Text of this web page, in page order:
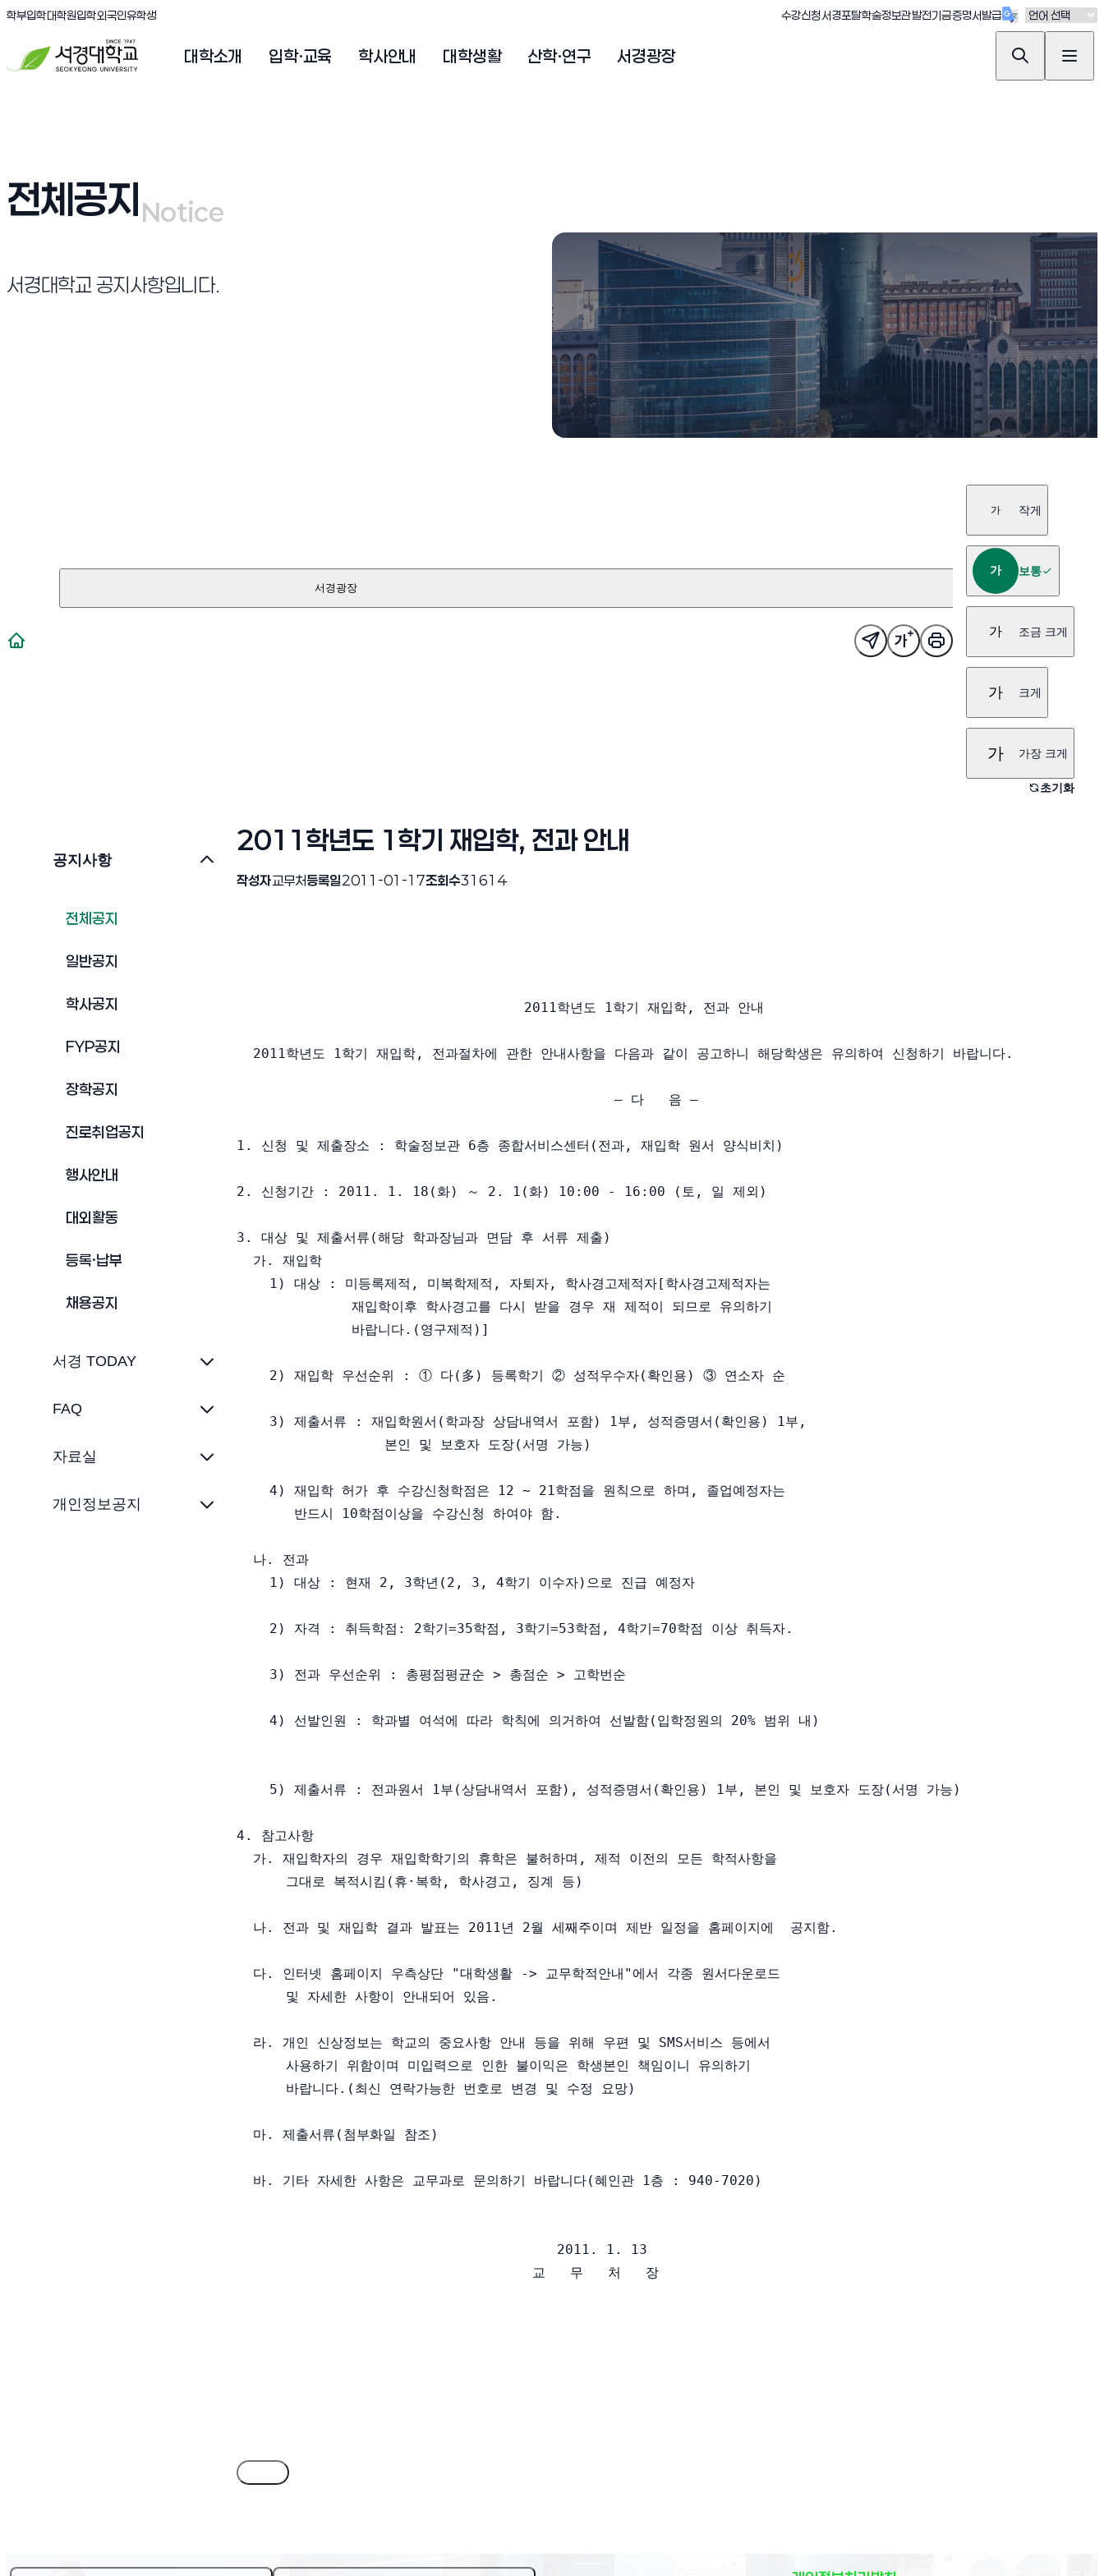
서경대학교
학부입학(새창 열림)
대학원입학(새창 열림)
외국인유학생(새창 열림) 수강신청(새창 열림)
서경포탈(새창 열림)
학술정보관(새창 열림)
발전기금(새창 열림)
증명서발급(새창 열림)
대학소개 입학·교육 학사안내 대학생활 산학·연구 서경광장
전체공지 Notice
Notice
서경대학교 공지사항입니다.
서경광장
가 작게
가 보통
가 조금 크게
가 크게
가 가장 크게
초기화
공지사항
전체공지
일반공지
학사공지
FYP공지
장학공지
진로취업공지
행사안내
대외활동
등록·납부
채용공지
서경 TODAY
FAQ
자료실
개인정보공지
2011학년도 1학기 재입학, 전과 안내
작성자교무처등록일2011-01-17조회수31614
                                   2011학년도 1학기 재입학, 전과 안내
  2011학년도 1학기 재입학, 전과절차에 관한 안내사항을 다음과 같이 공고하니 해당학생은 유의하여 신청하기 바랍니다.
                                              ― 다   음 ―
1. 신청 및 제출장소 : 학술정보관 6층 종합서비스센터(전과, 재입학 원서 양식비치)
2. 신청기간 : 2011. 1. 18(화) ～ 2. 1(화) 10:00 - 16:00 (토, 일 제외)
3. 대상 및 제출서류(해당 학과장님과 면담 후 서류 제출)
  가. 재입학
    1) 대상 : 미등록제적, 미복학제적, 자퇴자, 학사경고제적자[학사경고제적자는
              재입학이후 학사경고를 다시 받을 경우 재 제적이 되므로 유의하기
              바랍니다.(영구제적)]
    2) 재입학 우선순위 : ① 다(多) 등록학기 ② 성적우수자(확인용) ③ 연소자 순
    3) 제출서류 : 재입학원서(학과장 상담내역서 포함) 1부, 성적증명서(확인용) 1부,
                  본인 및 보호자 도장(서명 가능)
    4) 재입학 허가 후 수강신청학점은 12 ∼ 21학점을 원칙으로 하며, 졸업예정자는
       반드시 10학점이상을 수강신청 하여야 함.
  나. 전과
    1) 대상 : 현재 2, 3학년(2, 3, 4학기 이수자)으로 진급 예정자
    2) 자격 : 취득학점: 2학기=35학점, 3학기=53학점, 4학기=70학점 이상 취득자.
    3) 전과 우선순위 : 총평점평균순 > 총점순 > 고학번순
    4) 선발인원 : 학과별 여석에 따라 학칙에 의거하여 선발함(입학정원의 20% 범위 내)
    5) 제출서류 : 전과원서 1부(상담내역서 포함), 성적증명서(확인용) 1부, 본인 및 보호자 도장(서명 가능)
4. 참고사항
  가. 재입학자의 경우 재입학학기의 휴학은 불허하며, 제적 이전의 모든 학적사항을
      그대로 복적시킴(휴·복학, 학사경고, 징계 등)
  나. 전과 및 재입학 결과 발표는 2011년 2월 세째주이며 제반 일정을 홈페이지에  공지함.
  다. 인터넷 홈페이지 우측상단 "대학생활 -> 교무학적안내"에서 각종 원서다운로드
      및 자세한 사항이 안내되어 있음.
  라. 개인 신상정보는 학교의 중요사항 안내 등을 위해 우편 및 SMS서비스 등에서
      사용하기 위함이며 미입력으로 인한 불이익은 학생본인 책임이니 유의하기
      바랍니다.(최신 연락가능한 번호로 변경 및 수정 요망)
  마. 제출서류(첨부화일 참조)
  바. 기타 자세한 사항은 교무과로 문의하기 바랍니다(혜인관 1층 : 940-7020)
                                       2011. 1. 13
                                    교   무   처   장